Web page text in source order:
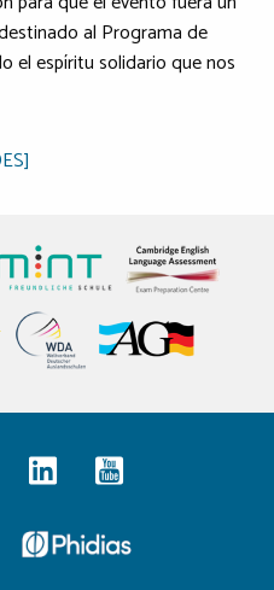
al Programa de
el espíritu solidario que nos